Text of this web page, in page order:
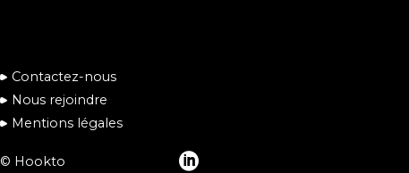
Contactez-nous
Nous rejoindre
Mentions légales
© Hookto